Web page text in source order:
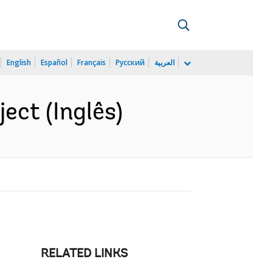
English Español Français Русский العربية
(Inglês)
RELATED LINKS